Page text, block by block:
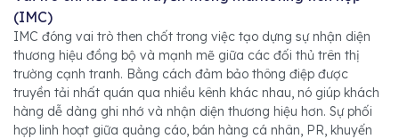
(IMC)
IMC đóng vai trò then chốt trong việc tạo dựng sự nhận diện
thương hiệu đồng bộ và mạnh mẽ giữa các đối thủ trên thị
trường cạnh tranh. Bằng cách đảm bảo thông điệp được
truyền tải nhất quán qua nhiều kênh khác nhau, nó giúp khách
hàng dễ dàng ghi nhớ và nhận diện thương hiệu hơn. Sự phối
hợp linh hoạt giữa quảng cáo, bán hàng cá nhân, PR, khuyến